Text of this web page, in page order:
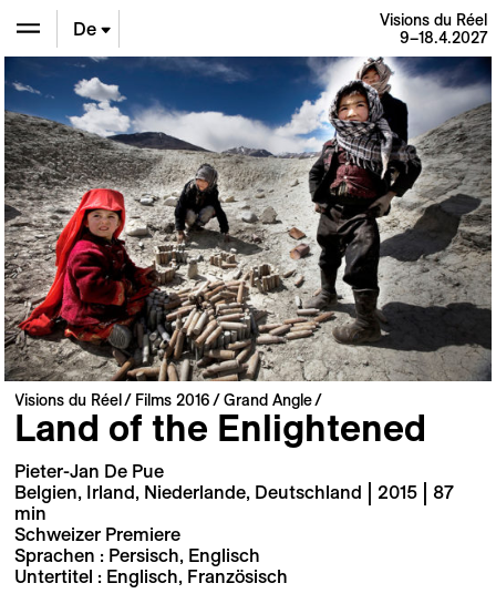
En
De
Fr
Visions du Réel
9–18.4.2027
Visions du Réel Films 2016 Grand Angle
Land of the Enlightened
Pieter-Jan De Pue
Belgien, Irland, Niederlande, Deutschland | 2015 | 87
min
Schweizer Premiere
Sprachen : Persisch, Englisch
Untertitel : Englisch, Französisch